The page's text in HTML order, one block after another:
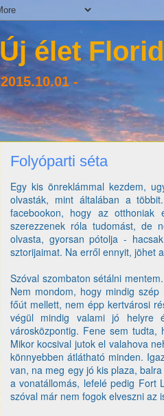
Új élet
2015.10.01 -
Folyóparti séta
Egy kis önreklámmal kezdem,
olvasták, mint általában a
facebookon, hogy az
szerezzenek róla tudomást, de
olvasta, gyorsan pótolja -
sztorijaimat. Na erről ennyit, jöhet
Szóval szombaton sétálni
Nem mondom, hogy mindig
főút mellett, nem épp kertvárosi
végül mindig valami jó helyre
városközpontig. Fene sem
Mikor kocsival jutok el valahova
könnyebben átlátható minden.
van, na meg egy jó kis plaza,
a vonatállomás, lefelé pedig Fort
szóval már nem fogok elveszni az